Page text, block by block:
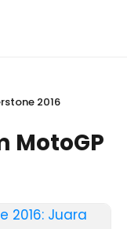
2016
MotoGP